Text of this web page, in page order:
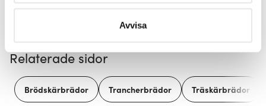
Du kan ändra eller dra tillbaka ditt samtycke när som
Vi använder cookies för att innehållet och annonserna
ska anpassas efter det som vi tror att du tycker om. Det
gör också att vi kan analysera vår trafik och göra
Avvisa
Relaterade sidor
Brödskärbrädor Trancherbrädor Träskärbrädor